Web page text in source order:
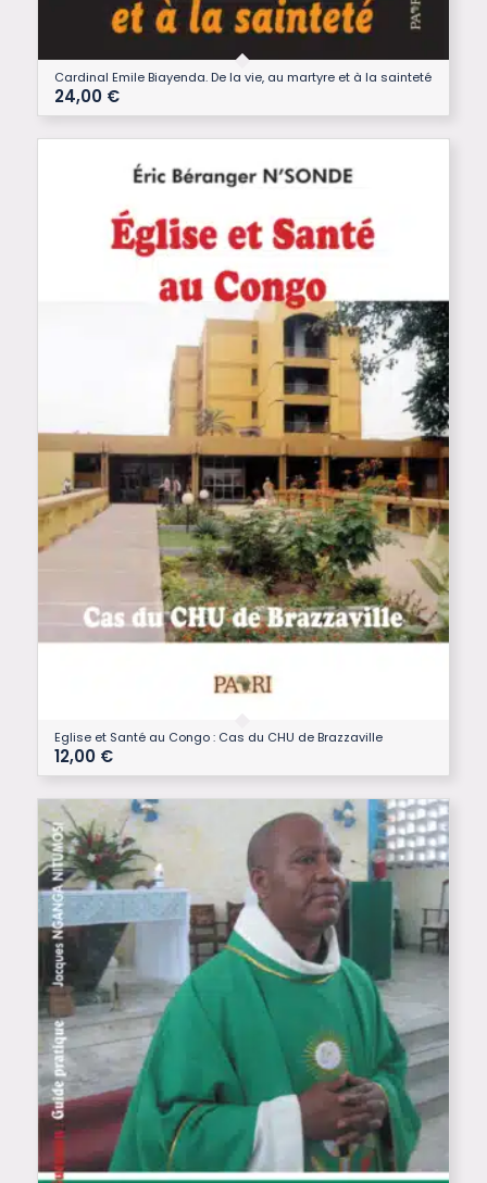
Cardinal Emile Biayenda. De la vie, au martyre et à la sainteté
24,00 €
Eglise et Santé au Congo : Cas du CHU de Brazzaville
12,00 €